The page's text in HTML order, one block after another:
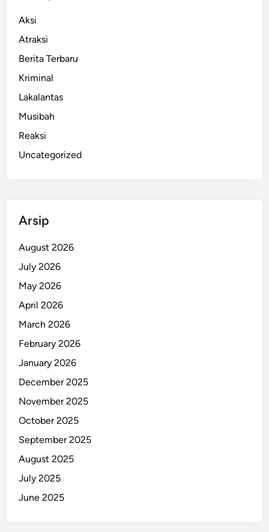
Aksi
Atraksi
Berita Terbaru
Kriminal
Lakalantas
Musibah
Reaksi
Uncategorized
Arsip
August 2026
July 2026
May 2026
April 2026
March 2026
February 2026
January 2026
December 2025
November 2025
October 2025
September 2025
August 2025
July 2025
June 2025